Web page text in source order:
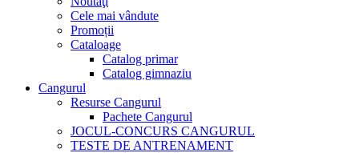
Cele mai vândute
Promoții
Cataloage
Catalog primar
Catalog gimnaziu
Cangurul
Resurse Cangurul
Pachete Cangurul
JOCUL-CONCURS CANGURUL
TESTE DE ANTRENAMENT